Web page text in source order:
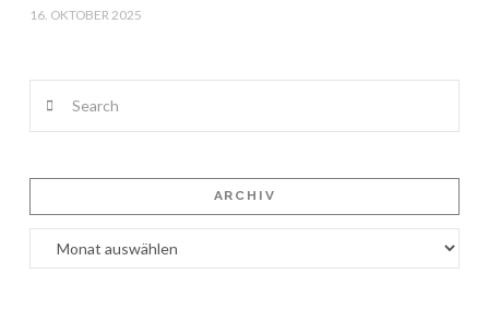
16. OKTOBER 2025
ARCHIV
Archiv